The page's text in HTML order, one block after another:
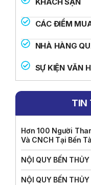
CÁC ĐIỂM
NHÀ HÀNG
SỰ KIỆN VĂN
TIN
Hơn 100 Người
Và CNCH Tại Bến
NỘI QUY BẾN
NỘI QUY BẾN